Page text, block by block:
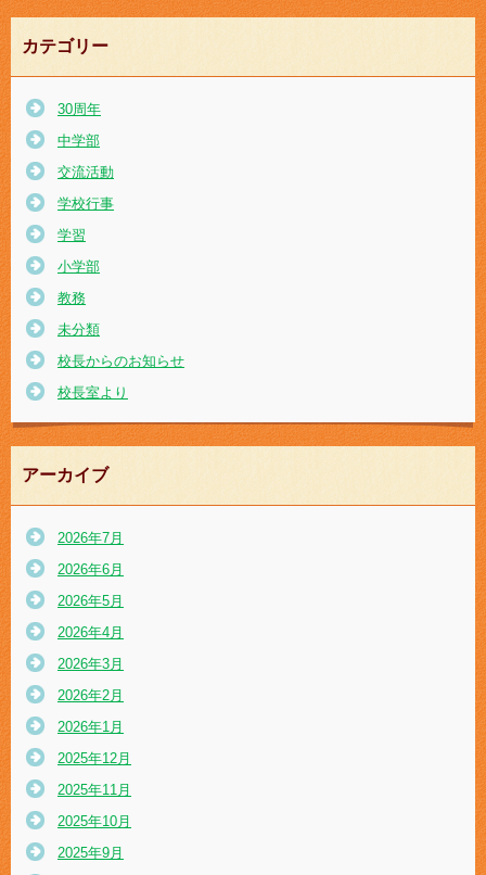
カテゴリー
30周年
中学部
交流活動
学校行事
学習
小学部
教務
未分類
校長からのお知らせ
校長室より
アーカイブ
2026年7月
2026年6月
2026年5月
2026年4月
2026年3月
2026年2月
2026年1月
2025年12月
2025年11月
2025年10月
2025年9月